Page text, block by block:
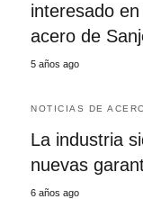
interesado
acero de
5 años ago
NOTICIAS DE
La industria
nuevas
6 años ago